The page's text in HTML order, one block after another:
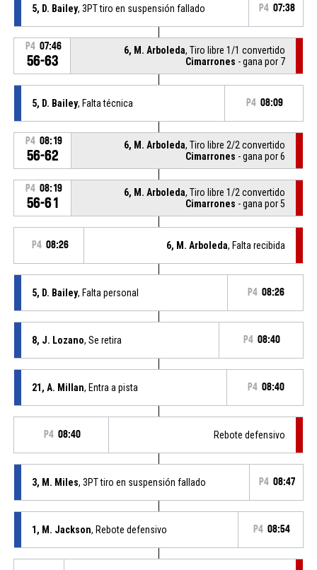
5, D. Bailey, 3PT tiro en suspensión fallado P4 07:38
P4 07:46
56-63
6, M. Arboleda, Tiro libre 1/1 convertido
Cimarrones - gana por 7
5, D. Bailey, Falta técnica P4 08:09
P4 08:19
56-62
6, M. Arboleda, Tiro libre 2/2 convertido
Cimarrones - gana por 6
P4 08:19
56-61
6, M. Arboleda, Tiro libre 1/2 convertido
Cimarrones - gana por 5
P4 08:26 6, M. Arboleda, Falta recibida
5, D. Bailey, Falta personal P4 08:26
8, J. Lozano, Se retira P4 08:40
21, A. Millan, Entra a pista P4 08:40
P4 08:40 Rebote defensivo
3, M. Miles, 3PT tiro en suspensión fallado P4 08:47
1, M. Jackson, Rebote defensivo P4 08:54